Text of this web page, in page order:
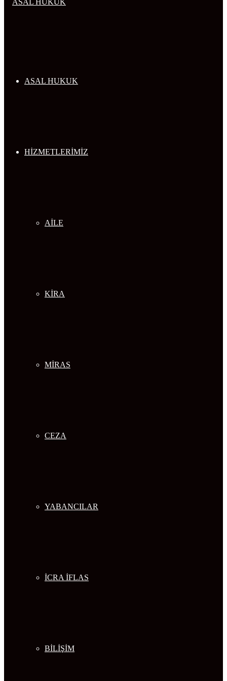
ASAL HUKUK
HİZMETLERİMİZ
AİLE
KİRA
MİRAS
CEZA
YABANCILAR
İCRA İFLAS
BİLİŞİM